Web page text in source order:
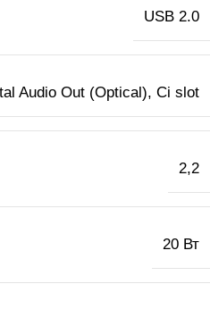
USB 2.0
Audio Out (Optical), Ci slot
2,2
20 Вт